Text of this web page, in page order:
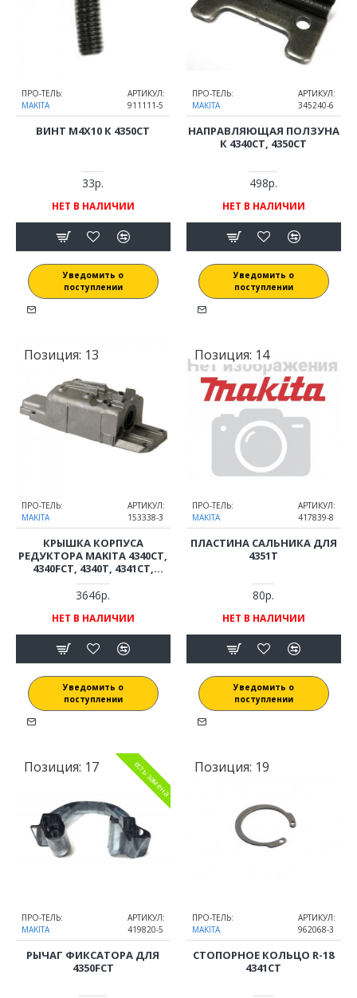
ПРО-ТЕЛЬ:
MAKITA
АРТИКУЛ:
911111-5
ВИНТ M4Х10 К 4350CT
33р.
НЕТ В НАЛИЧИИ
Уведомить о
поступлении
ПРО-ТЕЛЬ:
MAKITA
АРТИКУЛ:
345240-6
НАПРАВЛЯЮЩАЯ ПОЛЗУНА
К 4340CT, 4350CT
498р.
НЕТ В НАЛИЧИИ
Уведомить о
поступлении
Позиция: 13
ПРО-ТЕЛЬ:
MAKITA
АРТИКУЛ:
153338-3
КРЫШКА КОРПУСА
РЕДУКТОРА MAKITA 4340CT,
4340FCT, 4340T, 4341CT,
4341FCT, 4341T, 4350CT,
4350FCT, 4351CT, 4351FCT,
BJV140, BJV180 ДЛЯ ЛОБЗИКА
(ОРИГИНАЛ) 153338-3
3646р.
НЕТ В НАЛИЧИИ
Уведомить о
поступлении
Позиция: 14
ПРО-ТЕЛЬ:
MAKITA
АРТИКУЛ:
417839-8
ПЛАСТИНА САЛЬНИКА ДЛЯ
4351T
80р.
НЕТ В НАЛИЧИИ
Уведомить о
поступлении
Позиция: 17 есть замена
ПРО-ТЕЛЬ:
MAKITA
АРТИКУЛ:
419820-5
РЫЧАГ ФИКСАТОРА ДЛЯ
4350FCT
Позиция: 19
ПРО-ТЕЛЬ:
MAKITA
АРТИКУЛ:
962068-3
СТОПОРНОЕ КОЛЬЦО R-18
4341CT